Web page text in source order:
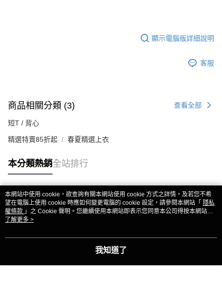
顯示電腦版詳細說明
客服
商品相關分類 (3) 查看全部
短T / 背心
精選特賣85折起 春夏精選上衣
本分類熱銷全站排行
熱門標籤
本網站中使用 cookie，欲查詢有關本網站使用 cookie 方式之詳情，及若您不希
望在電腦上使用 cookie 時應如何變更電腦的 cookie 設定，請參閱本網站「 隱私
權條款 」之 Cookie 聲明。您繼續使用本網站即表示您同意本公司得按本網站使
用條款之 Cookie 聲明使用 cookie。
了解更多 >
我知道了